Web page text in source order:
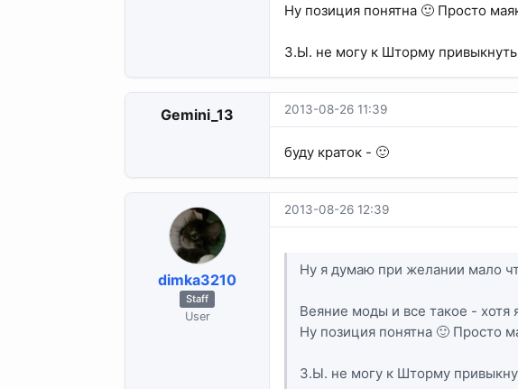
Ну позиция понятна 🙂 Просто
З.Ы. не могу к Шторму
Gemini_13 2013-08-26 11:39
буду краток - 🙂
dimka3210
Staff
User
2013-08-26 12:39
Ну я думаю при желании мало
Веяние моды и все такое -
Ну позиция понятна 🙂 Просто
З.Ы. не могу к Шторму